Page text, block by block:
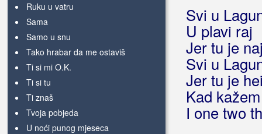
Ruku u vatru
Sama
Samo u snu
Tako hrabar da me ostaviš
Ti si mi O.K.
Ti si tu
Ti znaš
Tvoja pobjeda
U noći punog mjeseca
Svi u
U plavi raj
Jer tu je
Svi u
Jer tu je
Kad
I one two